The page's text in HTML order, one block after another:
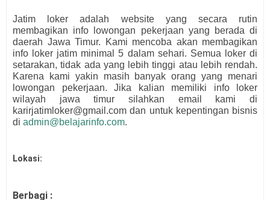
Jatim loker adalah website yang secara rutin
membagikan info lowongan pekerjaan yang berada di
daerah Jawa Timur. Kami mencoba akan membagikan
info loker jatim minimal 5 dalam sehari. Semua loker di
setarakan, tidak ada yang lebih tinggi atau lebih rendah.
Karena kami yakin masih banyak orang yang menari
lowongan pekerjaan. Jika kalian memiliki info loker
wilayah jawa timur silahkan email kami di
karirjatimloker@gmail.com dan untuk kepentingan bisnis
di admin@belajarinfo.com.
Lokasi:
Berbagi :